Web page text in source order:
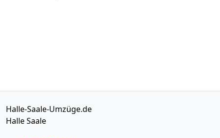
Halle-Saale-Umzüge.de
Halle Saale